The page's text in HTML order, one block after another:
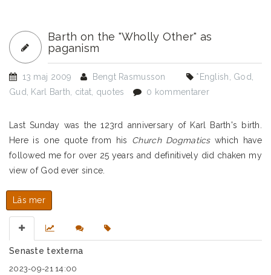
Baptist
Church
Barth on the "Wholly Other" as
paganism
13 maj 2009 Bengt Rasmusson *English God
Gud
Karl Barth citat quotes 0 kommentarer
Last Sunday was the 123rd anniversary of Karl Barth's birth.
Here is one quote from his Church Dogmaticswhich have
followed me for over 25 years and definitively did chaken my
view of God ever since.
Läs merom
Barth
on
the
"Wholly
Senaste texterna
2023-09-21 14:00